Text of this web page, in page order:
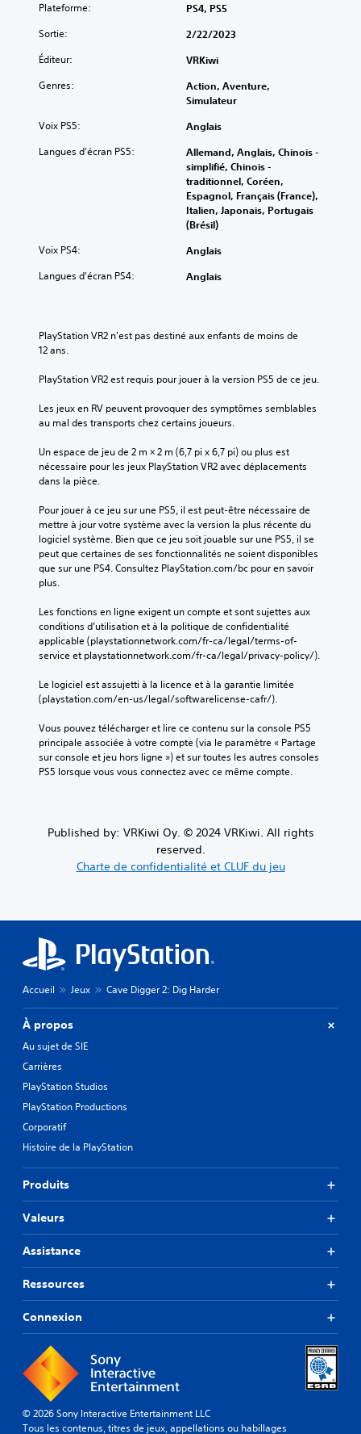
Plateforme: PS4, PS5
Sortie: 2/22/2023
Éditeur: VRKiwi
Genres:
Action, Aventure,
Simulateur
Voix PS5: Anglais
Langues d'écran PS5:
Allemand, Anglais, Chinois -
simplifié, Chinois -
traditionnel, Coréen,
Espagnol, Français (France),
Italien, Japonais, Portugais
(Brésil)
Voix PS4: Anglais
Langues d'écran PS4: Anglais
PlayStation VR2 n'est pas destiné aux enfants de moins de
12 ans.
PlayStation VR2 est requis pour jouer à la version PS5 de ce jeu.
Les jeux en RV peuvent provoquer des symptômes semblables
au mal des transports chez certains joueurs.
Un espace de jeu de 2 m × 2 m (6,7 pi x 6,7 pi) ou plus est
nécessaire pour les jeux PlayStation VR2 avec déplacements
dans la pièce.
Pour jouer à ce jeu sur une PS5, il est peut-être nécessaire de
mettre à jour votre système avec la version la plus récente du
logiciel système. Bien que ce jeu soit jouable sur une PS5, il se
peut que certaines de ses fonctionnalités ne soient disponibles
que sur une PS4. Consultez PlayStation.com/bc pour en savoir
plus.
Les fonctions en ligne exigent un compte et sont sujettes aux
conditions d’utilisation et à la politique de confidentialité
applicable (playstationnetwork.com/fr-ca/legal/terms-of-
service et playstationnetwork.com/fr-ca/legal/privacy-policy/).
Le logiciel est assujetti à la licence et à la garantie limitée
(playstation.com/en-us/legal/softwarelicense-cafr/).
Vous pouvez télécharger et lire ce contenu sur la console PS5
principale associée à votre compte (via le paramètre « Partage
sur console et jeu hors ligne ») et sur toutes les autres consoles
PS5 lorsque vous vous connectez avec ce même compte.
Published by: VRKiwi Oy. © 2024 VRKiwi. All rights
reserved.
Charte de confidentialité et CLUF du jeu
Accueil Jeux Cave Digger 2: Dig Harder
À propos
Au sujet de SIE
Carrières
PlayStation Studios
PlayStation Productions
Corporatif
Histoire de la PlayStation
Produits
Valeurs
Assistance
Ressources
Connexion
© 2026 Sony Interactive Entertainment LLC
Tous les contenus, titres de jeux, appellations ou habillages